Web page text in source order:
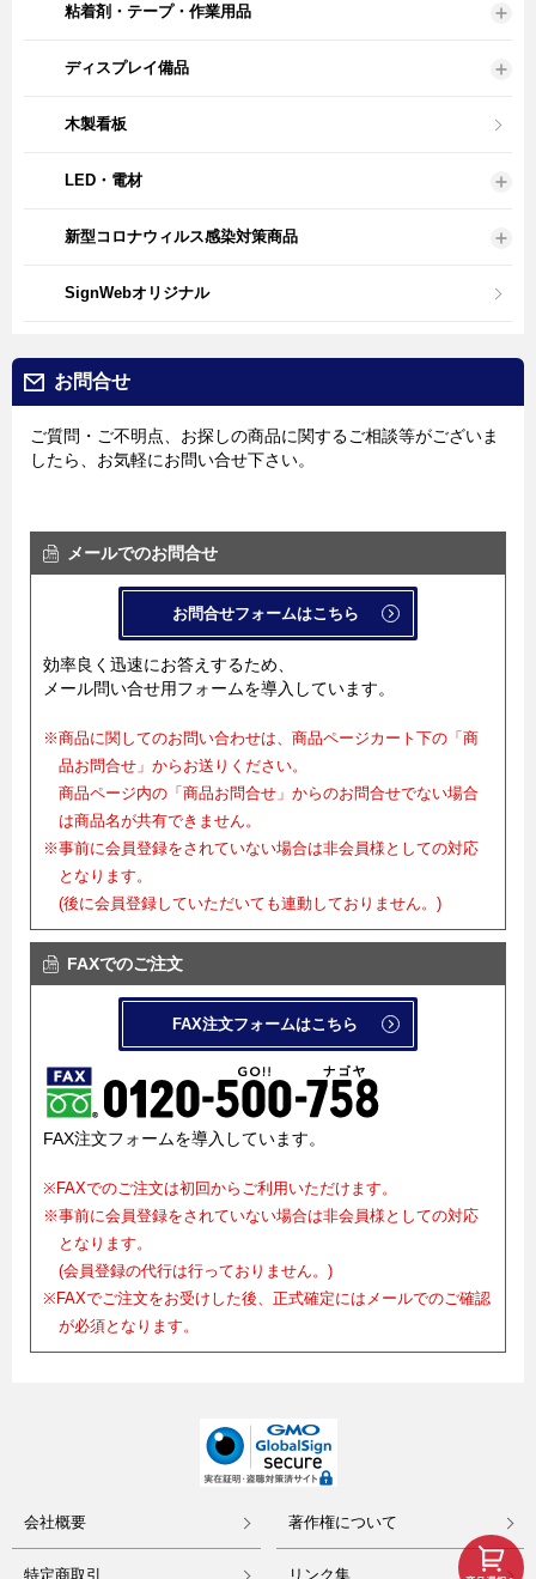
粘着剤・テープ・作業用品
ディスプレイ備品
木製看板
LED・電材
新型コロナウィルス感染対策商品
SignWebオリジナル
お問合せ
ご質問・ご不明点、お探しの商品に関するご相談等がございま
したら、お気軽にお問い合せ下さい。
メールでのお問合せ
お問合せフォームはこちら
効率良く迅速にお答えするため、
メール問い合せ用フォームを導入しています。
※商品に関してのお問い合わせは、商品ページカート下の「商
品お問合せ」からお送りください。
商品ページ内の「商品お問合せ」からのお問合せでない場合
は商品名が共有できません。
※事前に会員登録をされていない場合は非会員様としての対応
となります。
(後に会員登録していただいても連動しておりません。)
FAXでのご注文
FAX注文フォームはこちら
FAX注文フォームを導入しています。
※FAXでのご注文は初回からご利用いただけます。
※事前に会員登録をされていない場合は非会員様としての対応
となります。
(会員登録の代行は行っておりません。)
※FAXでご注文をお受けした後、正式確定にはメールでのご確認
が必須となります。
会社概要
特定商取引
著作権について
リンク集